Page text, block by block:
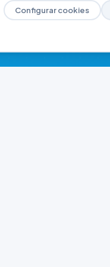
Configurar cookies